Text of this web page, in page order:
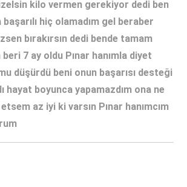
kilo vermen gerekiyor dedi ben
hiç olamadım gel beraber
bırakırsın dedi bende tamam
7 ay oldu Pınar hanımla diyet
düşürdü beni onun başarısı desteği
hayat boyunca yapamazdım ona ne
az iyi ki varsın Pınar hanımcım